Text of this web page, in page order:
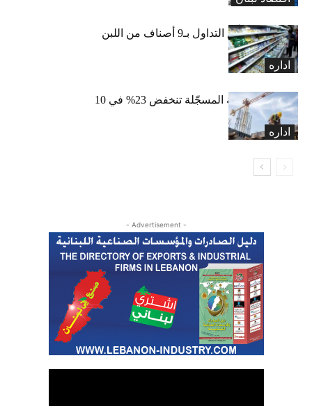
اداره
«الاقتصاد» تعلّق التداول بـ9 أصناف من اللبن
واللبنة
اداره
الرخص العقارية المسجّلة تنخفض 23% في 10
أشهر
- Advertisement -